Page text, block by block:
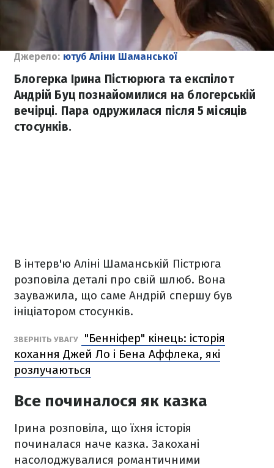
Джерело: ютуб Аліни Шаманської
Блогерка Ірина Пістюрюга та експілот
Андрій Буц познайомилися на блогерській
вечірці. Пара одружилася після 5 місяців
стосунків.
В інтерв'ю Аліні Шаманській Пістрюга
розповіла деталі про свій шлюб. Вона
зауважила, що саме Андрій спершу був
ініціатором стосунків.
ЗВЕРНІТЬ УВАГУ
"Бенніфер" кінець: історія
кохання Джей Ло і Бена Аффлека, які
розлучаються
Все починалося як казка
Ірина розповіла, що їхня історія
починалася наче казка. Закохані
насолоджувалися романтичними